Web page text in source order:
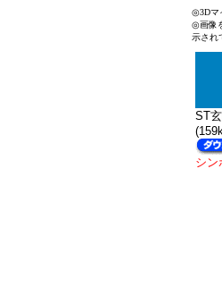
◎3Dマ
◎画像
示され
ST
シン